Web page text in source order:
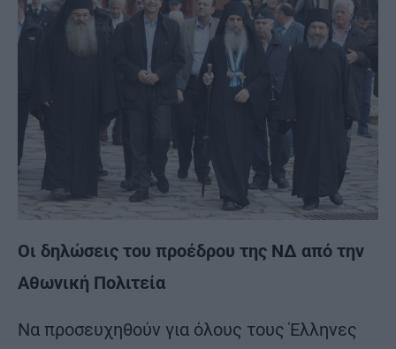
Οι δηλώσεις του προέδρου της ΝΔ από την
Αθωνική Πολιτεία
Να προσευχηθούν για όλους τους Έλληνες